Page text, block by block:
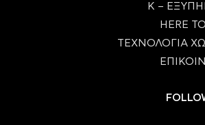
Κ –
HERE
ΤΕΧΝΟΛΟΓΙΑ